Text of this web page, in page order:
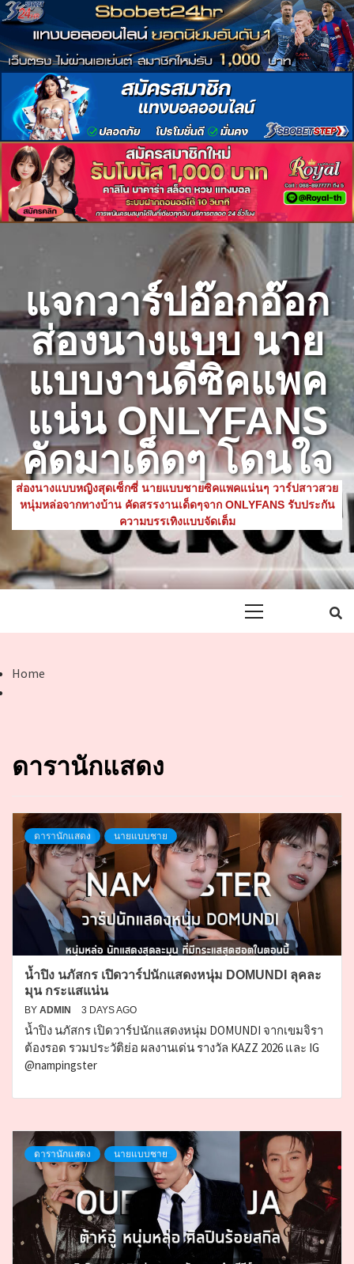
content
แจกวาร์ปอ๊อกอ๊อก
ส่องนางแบบ นาย
แบบงานดีซิคแพค
แน่น ONLYFANS
คัดมาเด็ดๆ โดนใจ
ส่องนางแบบหญิงสุดเซ็กซี่ นายแบบชายซิคแพคแน่นๆ วาร์ปสาวสวย
หนุ่มหล่อจากทางบ้าน คัดสรรงานเด็ดๆจาก ONLYFANS รับประกัน
ความบรรเทิงแบบจัดเต็ม
Home
ดารานักแสดง
ดารานักแสดง นายแบบชาย
น้ำปิง นภัสกร เปิดวาร์ปนักแสดงหนุ่ม DOMUNDI ลุคละ
มุน กระแสแน่น
BY ADMIN 3 DAYS AGO
น้ำปิง นภัสกร เปิดวาร์ปนักแสดงหนุ่ม DOMUNDI จากเขมจิรา
ต้องรอด รวมประวัติย่อ ผลงานเด่น รางวัล KAZZ 2026 และ IG
@nampingster
ดารานักแสดง นายแบบชาย